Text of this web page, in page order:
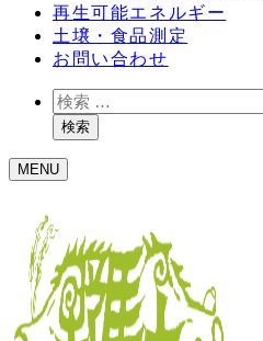
再生可能エネルギー
土壌・食品測定
お問い合わせ
検
索検索
MENU